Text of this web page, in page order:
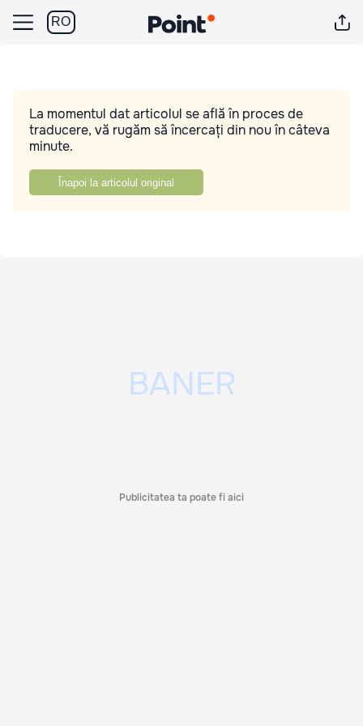
RO
La momentul dat articolul se află în proces de
traducere, vă rugăm să încercați din nou în câteva
minute.
Înapoi la articolul original
Publicitatea ta poate fi aici